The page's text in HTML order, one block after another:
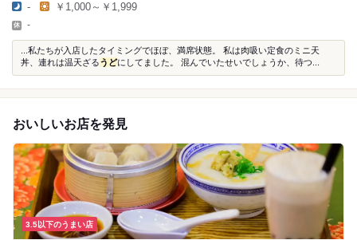
- ￥1,000～￥1,999
-
...私たちが入店したタイミングでほぼ、満席状態。 私は肉吸い定食のミニ天
丼、連れは温天ざるうどにしてました。 混んでいたせいでしょうか、待つ...
おいしいお店を発見
3.5以下のうまい店